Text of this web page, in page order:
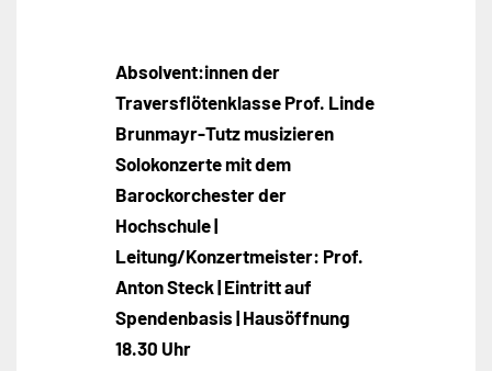
Absolvent:innen der
Traversflötenklasse Prof. Linde
Brunmayr-Tutz musizieren
Solokonzerte mit dem
Barockorchester der
Hochschule |
Leitung/Konzertmeister: Prof.
Anton Steck | Eintritt auf
Spendenbasis | Hausöffnung
18.30 Uhr